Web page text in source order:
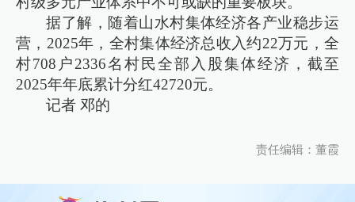
据了解，随着山水村集体经济各产业稳步运
营，2025年，全村集体经济总收入约22万元，全
村708户2336名村民全部入股集体经济，截至
2025年年底累计分红42720元。
记者 邓的
责任编辑：董霞